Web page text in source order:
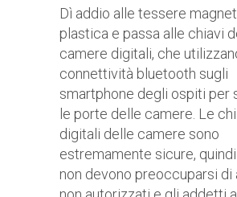
Dì addio alle tessere
plastica e passa alle chiavi
camere digitali, che
connettività bluetooth sugli
smartphone degli ospiti per
le porte delle camere. Le
digitali delle camere sono
estremamente sicure,
non devono preoccuparsi di